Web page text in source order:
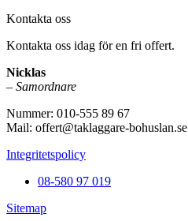
Kontakta oss
Kontakta oss idag för en fri offert.
Nicklas
– Samordnare
Nummer: 010-555 89 67
Mail: offert@taklaggare-bohuslan.se
Integritetspolicy
08-580 97 019
Sitemap